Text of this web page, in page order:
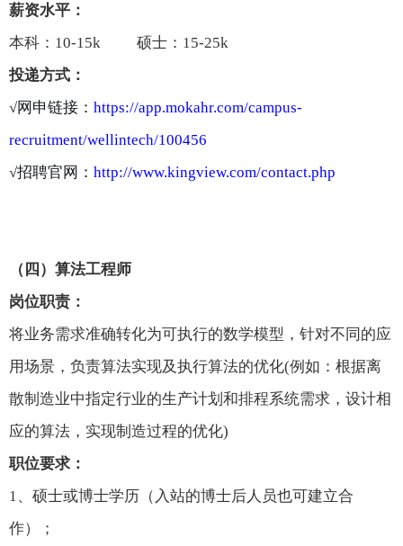
薪资水平 ：
本科：10-15k 硕士：15-25k
投递方式：
√网申链接： https://app.mokahr.com/campus-
recruitment/wellintech/100456
√招聘官网： http://www.kingview.com/contact.php
（ 四 ） 算法工程师
岗位职责：
将业务需求准确转化为可执行的数学模型，针对不同的应
用场景，负责算法实现及执行算法的优化(例如：根据离
散制造业中指定行业的生产计划和排程系统需求，设计相
应的算法，实现制造过程的优化)
职位要求：
1、硕士或博士学历（入站的博士后人员也可建立合
作）；